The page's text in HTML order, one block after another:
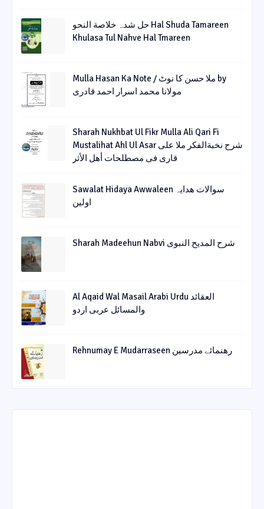
حل شدہ خلاصة النحو Hal Shuda Tamareen
Khulasa Tul Nahve Hal Tmareen
Mulla Hasan Ka Note / ملا حسن کا نوٹ by
مولانا محمد اسرار احمد قادری
Sharah Nukhbat Ul Fikr Mulla Ali Qari Fi
Mustalihat Ahl Ul Asar شرح نخبةالفکر ملا علی
قاری فی مصطلحات أھل الأثر
Sawalat Hidaya Awwaleen سوالات ھدایہ
اولین
Sharah Madeehun Nabvi شرح المدیح النبوی
Al Aqaid Wal Masail Arabi Urdu العقائد
والمسائل عربی اردو
Rehnumay E Mudarraseen رهنمائے مدرسین